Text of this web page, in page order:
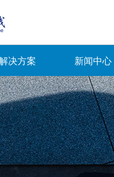
决方案 新闻中心